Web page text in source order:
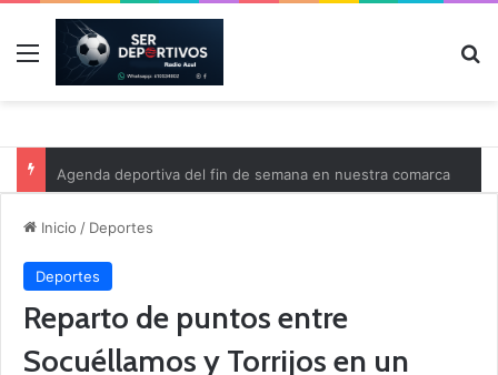
Menú
Agenda deportiva del fin de semana en nuestra comarca
Inicio / Deportes
Deportes
Reparto de puntos entre
Socuéllamos y Torrijos en un